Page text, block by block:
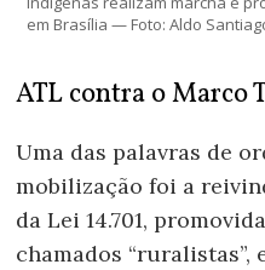
em Brasília — Foto: Aldo
ATL contra o Marco
Uma das palavras de
mobilização foi a
da Lei 14.701,
chamados “ruralistas”,